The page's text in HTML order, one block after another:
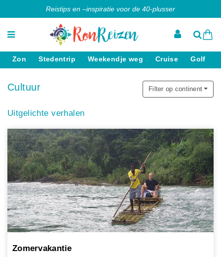
Reistips en –inspiratie voor de 40-plusser
Zon Stedentrip Weekendje weg Cruise Golf
Cultuur Filter op continent
Uitgelichte verhalen
Zomervakantie